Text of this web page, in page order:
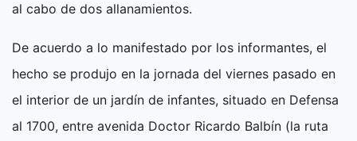
al cabo de dos allanamientos.
De acuerdo a lo manifestado por los informantes, el
hecho se produjo en la jornada del viernes pasado en
el interior de un jardín de infantes, situado en Defensa
al 1700, entre avenida Doctor Ricardo Balbín (la ruta